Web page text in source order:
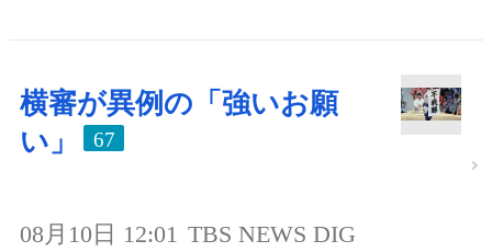
横審が異例の「強いお願
い」
67
08月10日 12:01 TBS NEWS DIG